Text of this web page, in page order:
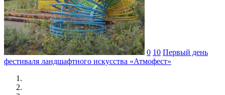
0 10 Первый день
фестиваля ландшафтного искусства «Атмофест»